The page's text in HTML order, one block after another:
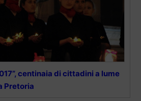
centinaia di cittadini a lume
Pretoria